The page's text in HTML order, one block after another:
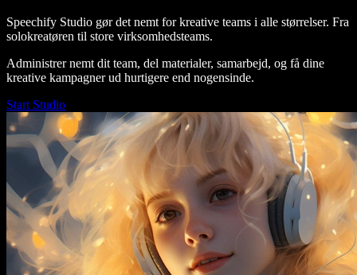
Speechify Studio gør det nemt for kreative teams i alle størrelser. Fra
solokreatøren til store virksomhedsteams.
Administrer nemt dit team, del materialer, samarbejd, og få dine
kreative kampagner ud hurtigere end nogensinde.
Start Studio